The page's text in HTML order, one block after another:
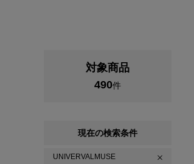
対象商品
490件
現在の検索条件
UNIVERVALMUSE